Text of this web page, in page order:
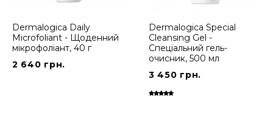
Dermalogica Daily
Microfoliant - Щоденний
мікрофоліант, 40 г
2 640 грн.
Dermalogica Special
Cleansing Gel -
Спеціальний гель-
очисник, 500 мл
3 450 грн.